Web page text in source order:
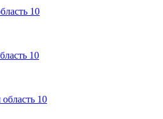
10
10
10